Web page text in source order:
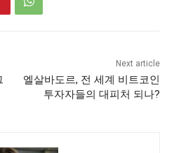
Next article
엘살바도르, 전 세계 비트코인
투자자들의 대피처 되나?